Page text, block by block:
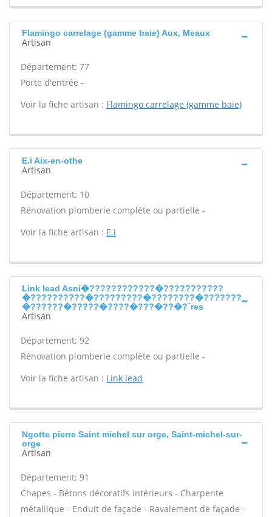
Flamingo carrelage (gamme baie) Aux, Meaux
Artisan
Département: 77
Porte d'entrée -
Voir la fiche artisan : Flamingo carrelage (gamme baie)
E.i Aix-en-othe
Artisan
Département: 10
Rénovation plomberie complète ou partielle -
Voir la fiche artisan : E.i
Link lead Asni�????????????�???????????
�??????????�?????????�????????�???????
�??????�?????�????�???�??�?¨res
Artisan
Département: 92
Rénovation plomberie complète ou partielle -
Voir la fiche artisan : Link lead
Ngotte pierre Saint michel sur orge, Saint-michel-sur-
orge
Artisan
Département: 91
Chapes - Bétons décoratifs intérieurs - Charpente
métallique - Enduit de façade - Ravalement de façade -